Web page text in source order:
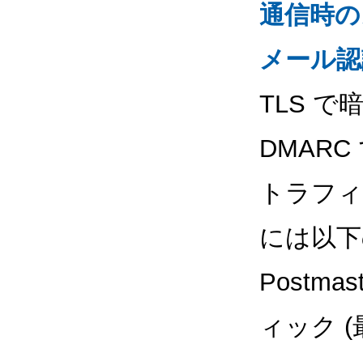
通信時
メール
TLS で
DMARC
トラフ
には以
ィック (